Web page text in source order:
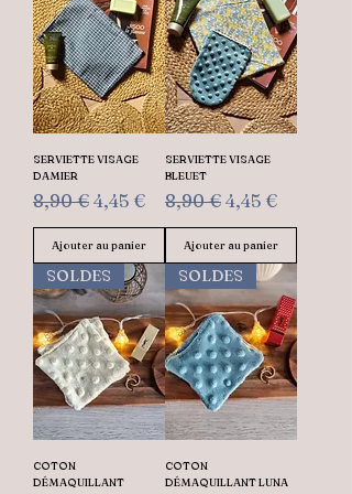
SERVIETTE VISAGE
DAMIER
Prix original
8,90 € Prix promotionnel
4,45 €
Ajouter au panier
SERVIETTE VISAGE
BLEUET
Prix original
8,90 € Prix
4,45 €
Ajouter au panier
SOLDES
COTON
DÉMAQUILLANT
SOLDES
COTON
DÉMAQUILLANT LUNA